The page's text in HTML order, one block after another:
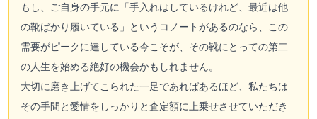
もし、ご自身の手元に「手入れはしているけれど、最近は他
の靴ばかり履いている」というコノートがあるのなら、この
需要がピークに達している今こそが、その靴にとっての第二
の人生を始める絶好の機会かもしれません。
大切に磨き上げてこられた一足であればあるほど、私たちは
その手間と愛情をしっかりと査定額に上乗せさせていただき